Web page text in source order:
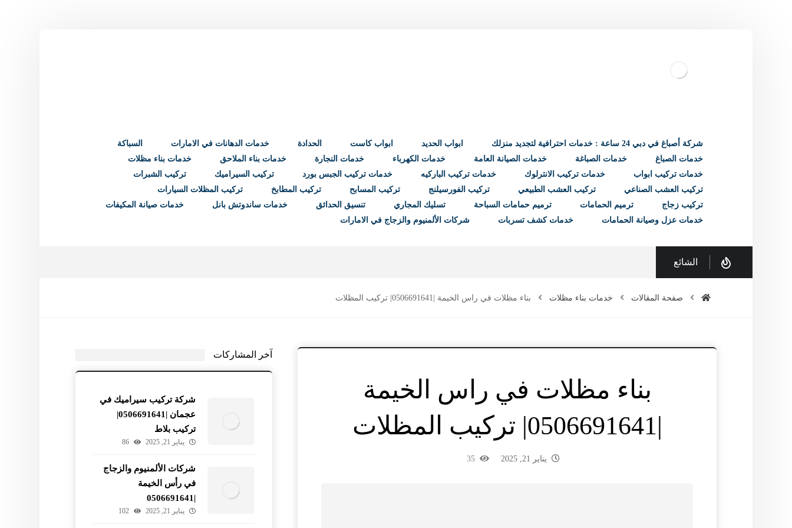
شركة أصباغ في دبي 24 ساعة : خدمات احترافية لتجديد منزلك ابواب الحديد ابواب كاست الحدادة خدمات الدهانات في الامارات
السباكة
خدمات الصباغ
خدمات الصباغة خدمات الصيانة العامة خدمات الكهرباء خدمات النجارة خدمات بناء الملاحق
خدمات بناء مظلات
خدمات تركيب ابواب
خدمات تركيب الانترلوك خدمات تركيب الباركيه خدمات تركيب الجبس بورد تركيب السيراميك
تركيب الشبرات
تركيب العشب الصناعي
تركيب العشب الطبيعي تركيب الفورسيلنج تركيب المسابح تركيب المطابخ
تركيب المظلات السيارات
تركيب زجاج
ترميم الحمامات ترميم حمامات السباحة تسليك المجاري تنسيق الحدائق خدمات ساندوتش بانل
خدمات صيانة المكيفات
خدمات عزل وصيانة الحمامات
خدمات كشف تسربات شركات الألمنيوم والزجاج في الامارات
الشائع
صفحة المقالات خدمات بناء مظلات بناء مظلات في راس الخيمة |0506691641| تركيب المظلات
بناء مظلات في راس الخيمة
|0506691641| تركيب المظلات
يناير 21, 2025 35
آخر المشاركات
شركة تركيب سيراميك في
عجمان |0506691641|
تركيب بلاط
يناير 21, 2025 86
شركات الألمنيوم والزجاج
في رأس الخيمة
|0506691641
يناير 21, 2025 102